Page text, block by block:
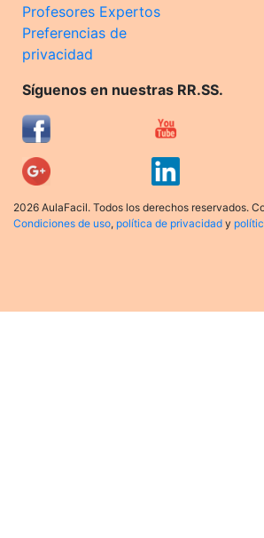
Profesores Expertos
Preferencias de
privacidad
Síguenos en nuestras RR.SS.
2026 AulaFacil. Todos los derechos reservados.
Condiciones de uso, política de privacidad y